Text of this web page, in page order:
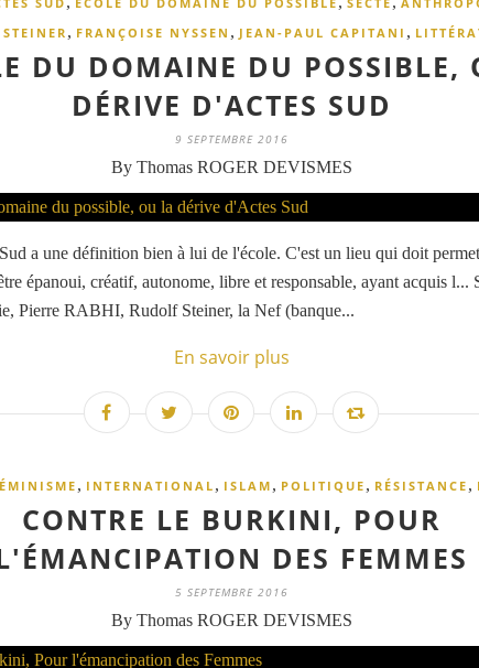
STEINER , FRANÇOISE NYSSEN , JEAN-PAUL CAPITANI ,
DU DOMAINE DU POSSIBLE,
DÉRIVE D'ACTES SUD
9 SEPTEMBRE 2016
By Thomas ROGER DEVISMES
a une définition bien à lui de l'école. C'est un lieu qui doit
épanoui, créatif, autonome, libre et responsable, ayant acquis l...
Pierre RABHI, Rudolf Steiner, la Nef (banque...
En savoir plus
, INTERNATIONAL , ISLAM , POLITIQUE , RÉSISTANCE ,
CONTRE LE BURKINI, POUR
DES FEMMES
5 SEPTEMBRE 2016
By Thomas ROGER DEVISMES